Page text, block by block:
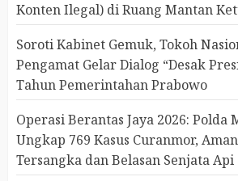
Konten Ilegal) di Ruang Mantan
Soroti Kabinet Gemuk, Tokoh
Pengamat Gelar Dialog “Desak
Tahun Pemerintahan Prabowo
Operasi Berantas Jaya 2026: Polda
Ungkap 769 Kasus Curanmor,
Tersangka dan Belasan Senjata Api